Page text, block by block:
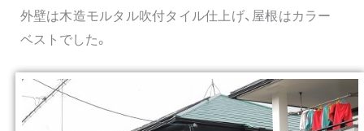
外壁は木造モルタル吹付タイル仕上げ、屋根はカラー
ベストでした。